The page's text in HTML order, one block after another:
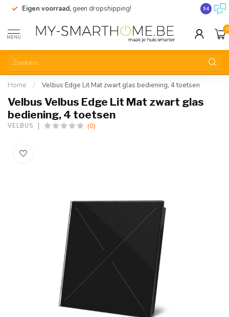
Eigen voorraad, geen dropshipping! 9.4
MENU
0
Home / Velbus Edge Lit Mat zwart glas bediening, 4 toetsen
Velbus Velbus Edge Lit Mat zwart glas
bediening, 4 toetsen
VELBUS (0)